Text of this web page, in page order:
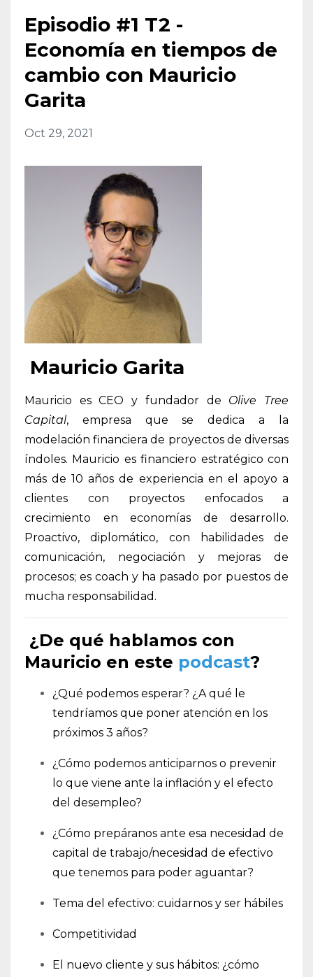
Episodio #1 T2 -
Economía en tiempos de
cambio con Mauricio
Garita
Oct 29, 2021
Mauricio Garita
Mauricio es CEO y fundador de Olive Tree
Capital, empresa que se dedica a la
modelación financiera de proyectos de diversas
índoles. Mauricio es financiero estratégico con
más de 10 años de experiencia en el apoyo a
clientes con proyectos enfocados a
crecimiento en economías de desarrollo.
Proactivo, diplomático, con habilidades de
comunicación, negociación y mejoras de
procesos; es coach y ha pasado por puestos de
mucha responsabilidad.
¿De qué hablamos con
Mauricio en este podcast?
¿Qué podemos esperar? ¿A qué le
tendríamos que poner atención en los
próximos 3 años?
¿Cómo podemos anticiparnos o prevenir
lo que viene ante la inflación y el efecto
del desempleo?
¿Cómo prepáranos ante esa necesidad de
capital de trabajo/necesidad de efectivo
que tenemos para poder aguantar?
Tema del efectivo: cuidarnos y ser hábiles
Competitividad
El nuevo cliente y sus hábitos: ¿cómo